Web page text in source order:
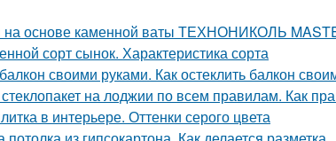
на основе каменной ваты ТЕХНОНИКОЛЬ
сорт сынок. Характеристика сорта
своими руками. Как остеклить балкон
стеклопакет на лоджии по всем правилам. Как
в интерьере. Оттенки серого цвета